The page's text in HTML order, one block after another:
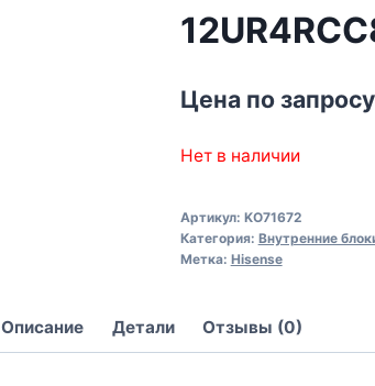
Цена по запросу
Нет в наличии
Артикул: KO71672
Категория: Внутренние
Метка: Hisense
Описание Детали Отзывы (0)